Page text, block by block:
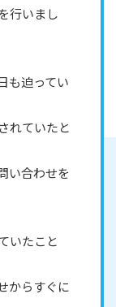
行いまし
も迫ってい
れていたと
い合わせを
いたこと
からすぐに